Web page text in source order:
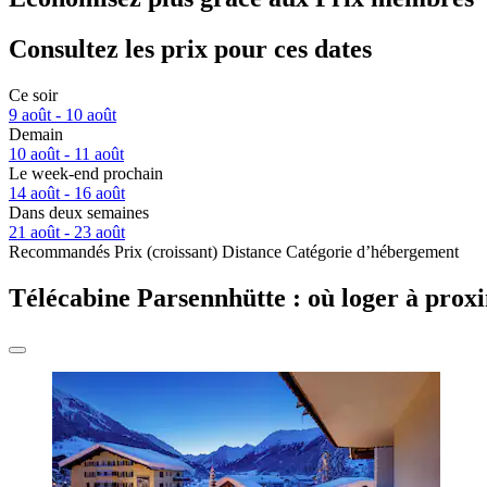
Consultez les prix pour ces dates
Ce soir
9 août - 10 août
Demain
10 août - 11 août
Le week-end prochain
14 août - 16 août
Dans deux semaines
21 août - 23 août
Recommandés Prix (croissant) Distance Catégorie d’hébergement
Télécabine Parsennhütte : où loger à